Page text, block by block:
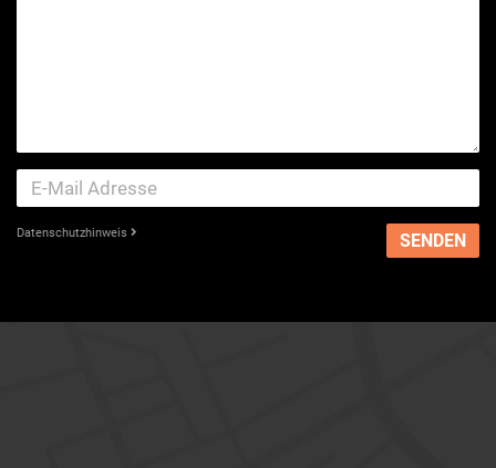
Datenschutzhinweis SENDEN